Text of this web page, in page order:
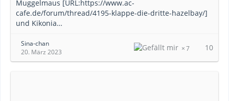
Muggelmaus [URL:https://www.ac-
cafe.de/forum/thread/4195-klappe-die-dritte-hazelbay/]
und Kikonia…
Sina-chan
20. März 2023
7 10